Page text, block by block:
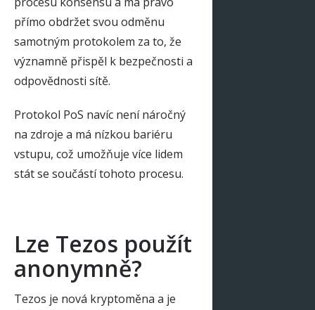
přímo obdržet svou odměnu
samotným protokolem za to, že
významně přispěl k bezpečnosti a
odpovědnosti sítě.
Protokol PoS navíc není náročný
na zdroje a má nízkou bariéru
vstupu, což umožňuje více lidem
stát se součástí tohoto procesu.
Lze Tezos použít
anonymně?
Tezos je nová kryptoměna a je